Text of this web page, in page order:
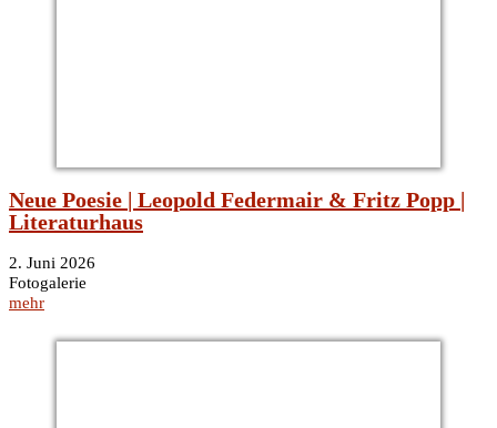
Neue Poesie | Leopold Federmair & Fritz Popp |
Literaturhaus
2. Juni 2026
Fotogalerie
mehr